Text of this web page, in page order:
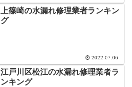
上篠崎の水漏れ修理業者ランキン
グ
2022.07.06
江戸川区松江の水漏れ修理業者ラ
ンキング